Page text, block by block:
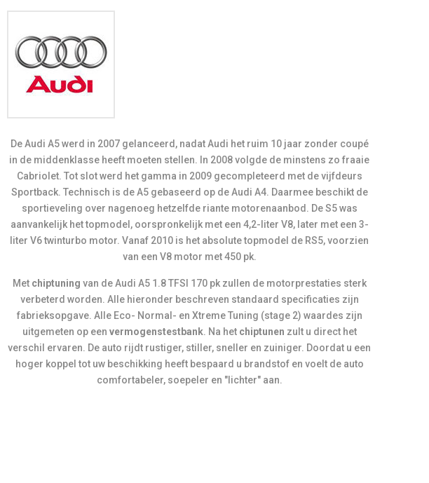
De Audi A5 werd in 2007 gelanceerd, nadat Audi het ruim 10 jaar zonder coupé
in de middenklasse heeft moeten stellen. In 2008 volgde de minstens zo fraaie
Cabriolet. Tot slot werd het gamma in 2009 gecompleteerd met de vijfdeurs
Sportback. Technisch is de A5 gebaseerd op de Audi A4. Daarmee beschikt de
sportieveling over nagenoeg hetzelfde riante motorenaanbod. De S5 was
aanvankelijk het topmodel, oorspronkelijk met een 4,2-liter V8, later met een 3-
liter V6 twinturbo motor. Vanaf 2010 is het absolute topmodel de RS5, voorzien
van een V8 motor met 450 pk.
Met chiptuning van de Audi A5 1.8 TFSI 170 pk zullen de motorprestaties sterk
verbeterd worden. Alle hieronder beschreven standaard specificaties zijn
fabrieksopgave. Alle Eco- Normal- en Xtreme Tuning (stage 2) waardes zijn
uitgemeten op een vermogenstestbank. Na het chiptunen zult u direct het
verschil ervaren. De auto rijdt rustiger, stiller, sneller en zuiniger. Doordat u een
hoger koppel tot uw beschikking heeft bespaard u brandstof en voelt de auto
comfortabeler, soepeler en "lichter" aan.